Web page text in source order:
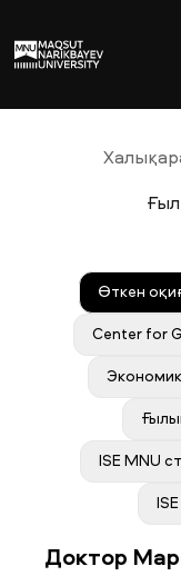
Басты бет
MNU-ге қош
Зерттеу
Оқуға
MNU
ЖАҢАЛЫҚТАР БАҚ БІЗ
Өткен
Center for
ISE MNU
Доктор